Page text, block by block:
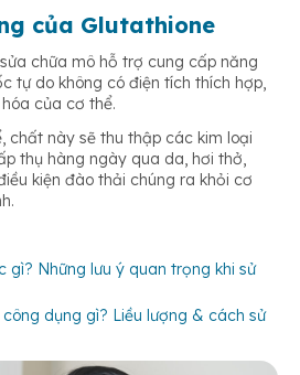
của Glutathione
sửa chữa mô hỗ trợ cung cấp năng
tự do không có điện tích thích hợp,
của cơ thể.
chất này sẽ thu thập các kim loại
thụ hàng ngày qua da, hơi thở,
kiện đào thải chúng ra khỏi cơ
gì? Những lưu ý quan trọng khi sử
dụng gì? Liều lượng & cách sử